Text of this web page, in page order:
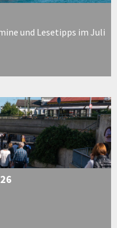
und Lesetipps im Juli